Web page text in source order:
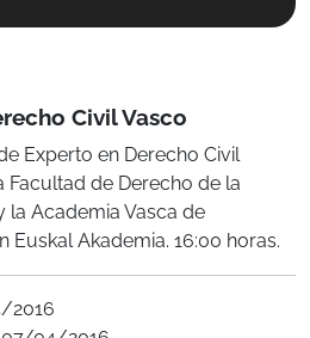
Civil Vasco
Experto en Derecho Civil
de Derecho de la
la Academia Vasca de
Akademia. 16:00 horas.
2016